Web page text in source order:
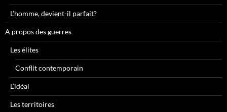
L’homme, devient-il parfait?
A propos des guerres
Les élites
Conflit contemporain
L’idéal
Les territoires